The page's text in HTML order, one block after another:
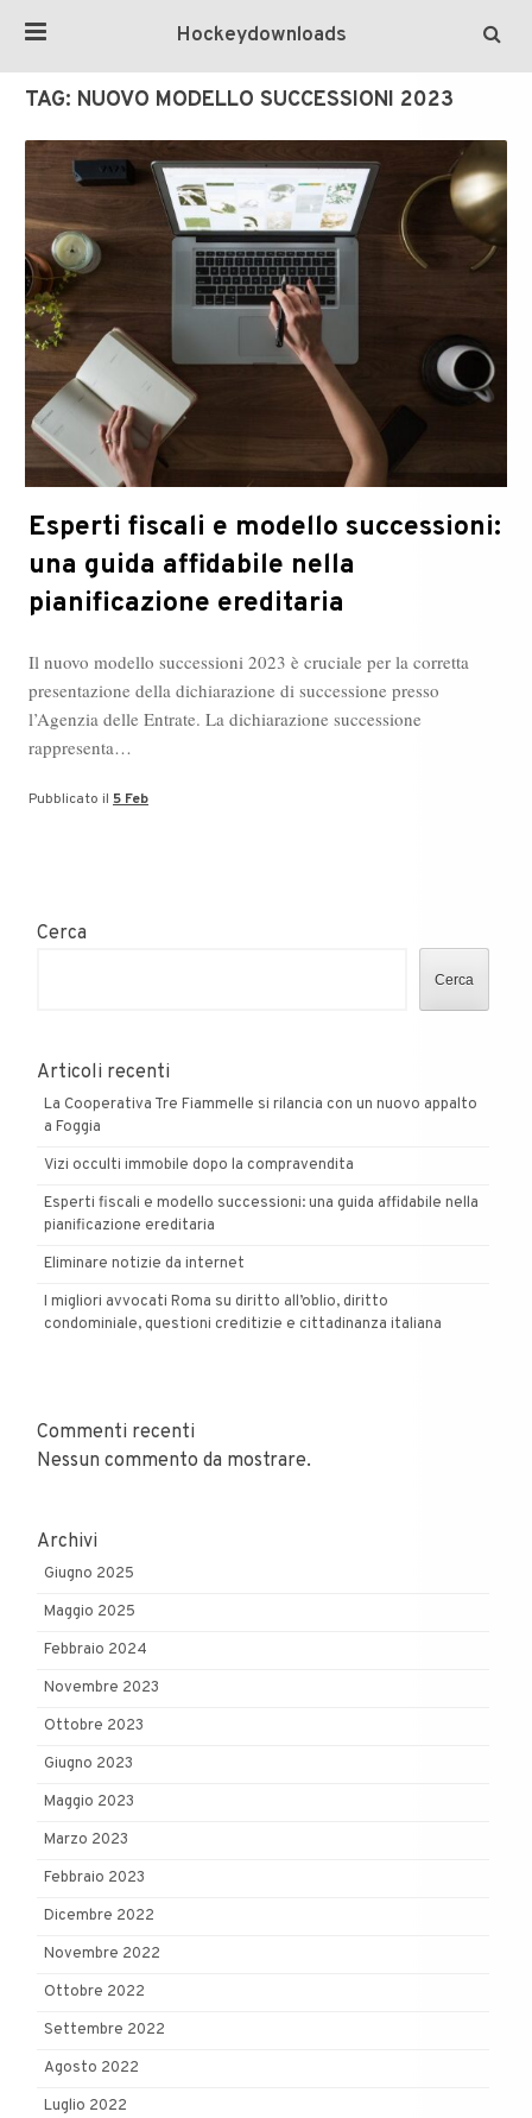
Hockeydownloads
TAG: NUOVO MODELLO SUCCESSIONI 2023
Esperti fiscali e modello successioni:
una guida affidabile nella
pianificazione ereditaria
Il nuovo modello successioni 2023 è cruciale per la corretta
presentazione della dichiarazione di successione presso
l’Agenzia delle Entrate. La dichiarazione successione
rappresenta…
Pubblicato il 5 Feb
Cerca
Cerca
Articoli recenti
La Cooperativa Tre Fiammelle si rilancia con un nuovo appalto
a Foggia
Vizi occulti immobile dopo la compravendita
Esperti fiscali e modello successioni: una guida affidabile nella
pianificazione ereditaria
Eliminare notizie da internet
I migliori avvocati Roma su diritto all’oblio, diritto
condominiale, questioni creditizie e cittadinanza italiana
Commenti recenti
Nessun commento da mostrare.
Archivi
Giugno 2025
Maggio 2025
Febbraio 2024
Novembre 2023
Ottobre 2023
Giugno 2023
Maggio 2023
Marzo 2023
Febbraio 2023
Dicembre 2022
Novembre 2022
Ottobre 2022
Settembre 2022
Agosto 2022
Luglio 2022